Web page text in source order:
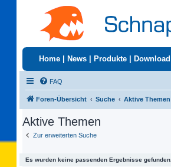
Home News Produkte Download
FAQ
Foren-Übersicht Suche Aktive Themen
Aktive Themen
Zur erweiterten Suche
Es wurden keine passenden Ergebnisse gefunden.